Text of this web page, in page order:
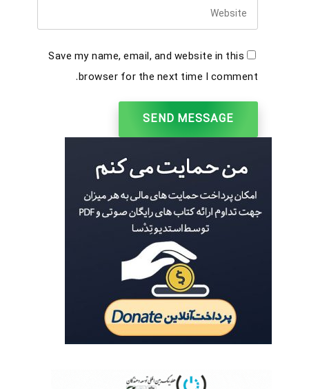
Save my name, email, and website in this
browser for the next time I comment.